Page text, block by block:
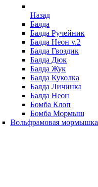
Назад
Балда
Балда Ручейник
Балда Неон v.2
Балда Гвоздик
Балда Дюк
Балда Жук
Балда Куколка
Балда Личинка
Балда Неон
Бомба Клоп
Бомба Мормыш
Вольфрамовая мормышка